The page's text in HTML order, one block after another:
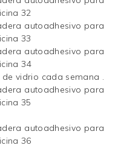
de vidrio cada semana .